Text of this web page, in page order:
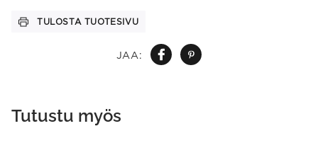
JAA:
TULOSTA TUOTESIVU
Tutustu myös